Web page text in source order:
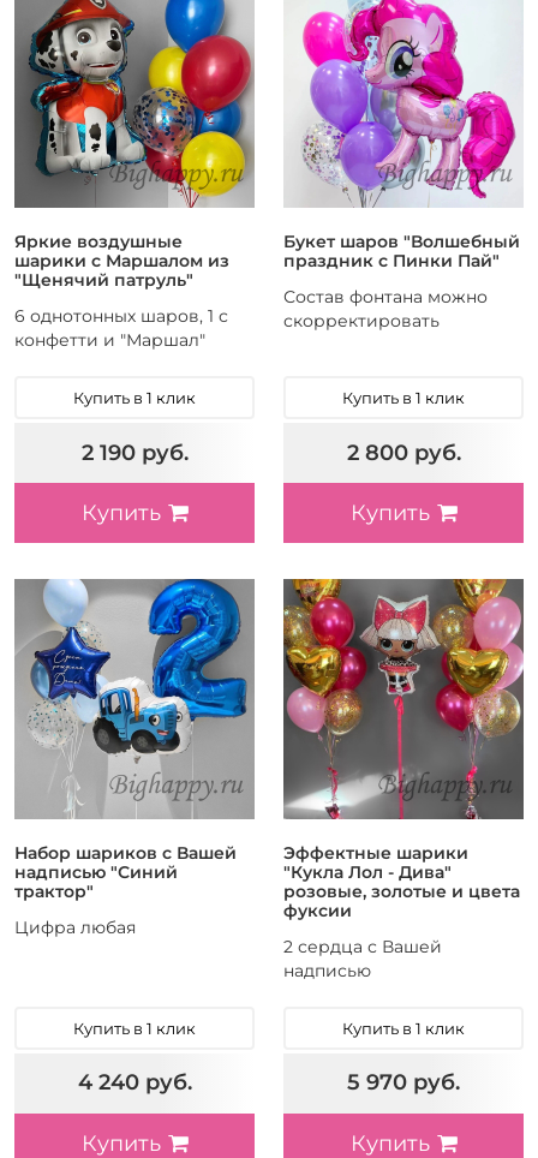
Яркие воздушные
шарики с Маршалом из
"Щенячий патруль"
6 однотонных шаров, 1 с
конфетти и "Маршал"
Купить в 1 клик
2 190 руб.
Купить
Букет шаров "Волшебный
праздник с Пинки Пай"
Состав фонтана можно
скорректировать
Купить в 1 клик
2 800 руб.
Купить
Набор шариков с Вашей
надписью "Синий
трактор"
Цифра любая
Купить в 1 клик
4 240 руб.
Купить
Эффектные шарики
"Кукла Лол - Дива"
розовые, золотые и цвета
фуксии
2 сердца с Вашей
надписью
Купить в 1 клик
5 970 руб.
Купить